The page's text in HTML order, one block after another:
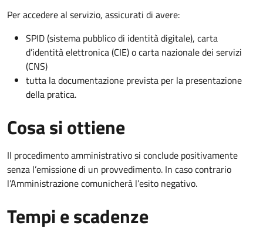
Per accedere al servizio, assicurati di avere:
SPID (sistema pubblico di identità digitale), carta
d’identità elettronica (CIE) o carta nazionale dei servizi
(CNS)
tutta la documentazione prevista per la presentazione
della pratica.
Cosa si ottiene
Il procedimento amministrativo si conclude positivamente
senza l’emissione di un provvedimento. In caso contrario
l’Amministrazione comunicherà l’esito negativo.
Tempi e scadenze